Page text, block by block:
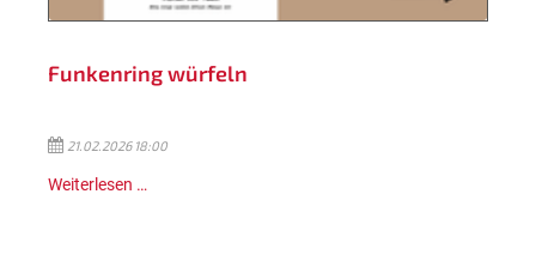
Funkenring würfeln
21.02.2026 18:00
Weiterlesen …